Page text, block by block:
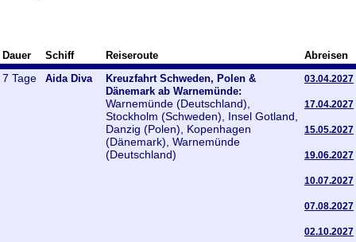
Dauer Schiff Reiseroute Abreisen
7 Tage Aida Diva
Kreuzfahrt Schweden, Polen &
Dänemark ab Warnemünde:
Warnemünde (Deutschland),
Stockholm (Schweden), Insel Gotland,
Danzig (Polen), Kopenhagen
(Dänemark), Warnemünde
(Deutschland)
03.04.2027
17.04.2027
15.05.2027
19.06.2027
10.07.2027
07.08.2027
02.10.2027